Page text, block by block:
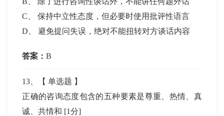
C 、保持中立性态度，但必要时使用批评性语言
D 、避免提问失误，绝对不能扭转对方谈话内容
答案：B
13 、【单选题 】
正确的咨询态度包含的五种要素是尊重、热情、真
诚、共情和 [1分]